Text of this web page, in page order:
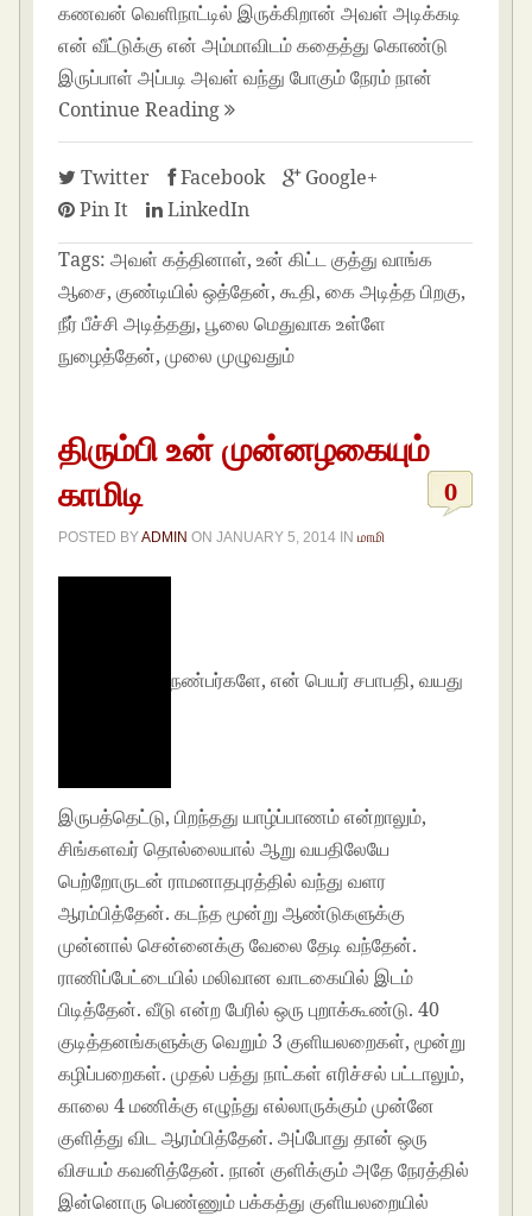
கணவன் வெளிநாட்டில் இருக்கிறான் அவள் அடிக்கடி
என் வீட்டுக்கு என் அம்மாவிடம் கதைத்து கொண்டு
இருப்பாள் அப்படி அவள் வந்து போகும் நேரம் நான்
Continue Reading
Twitter Facebook
Google+
Pin It
LinkedIn
Tags: அவள் கத்தினாள், உன் கிட்ட குத்து வாங்க
ஆசை, குண்டியில் ஒத்தேன், கூதி, கை அடித்த பிறகு,
நீர் பீச்சி அடித்தது, பூலை மெதுவாக உள்ளே
நுழைத்தேன், முலை முழுவதும்
திரும்பி உன் முன்னழகையும்
காமிடி
0
POSTED BYADMIN ONJANUARY 5, 2014 INமாமி
நண்பர்களே, என் பெயர் சபாபதி, வயது
இருபத்தெட்டு, பிறந்தது யாழ்ப்பாணம் என்றாலும்,
சிங்களவர் தொல்லையால் ஆறு வயதிலேயே
பெற்றோருடன் ராமனாதபுரத்தில் வந்து வளர
ஆரம்பித்தேன். கடந்த மூன்று ஆண்டுகளுக்கு
முன்னால் சென்னைக்கு வேலை தேடி வந்தேன்.
ராணிப்பேட்டையில் மலிவான வாடகையில் இடம்
பிடித்தேன். வீடு என்ற பேரில் ஒரு புறாக்கூண்டு. 40
குடித்தனங்களுக்கு வெறும் 3 குளியலறைகள், மூன்று
கழிப்பறைகள். முதல் பத்து நாட்கள் எரிச்சல் பட்டாலும்,
காலை 4 மணிக்கு எழுந்து எல்லாருக்கும் முன்னே
குளித்து விட ஆரம்பித்தேன். அப்போது தான் ஒரு
விசயம் கவனித்தேன். நான் குளிக்கும் அதே நேரத்தில்
இன்னொரு பெண்ணும் பக்கத்து குளியலறையில்